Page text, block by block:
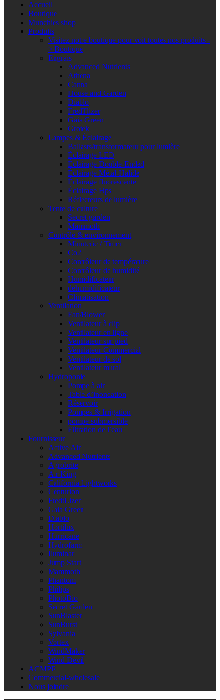
Accueil
Boutique
Munchies shop
Produits
Visitez notre boutique pour voit toutes nos produits -
> Boutique
Engrais
Advanced Nutrients
Athena
Canna
House and Garden
Diablo
FredTlizer
Gaia Green
Grotek
Lampes & Éclairage
Ballasts/transformateur pour lumière
Éclairage LED
Éclairage Double-Ended
Éclairage Métal-Halide
Éclairage fluorescente
Éclairage Hps
Réflecteurs de lumière
Tente de culture
Secret garden
Mammoth
Contrôle & environnement
Minuterie / Timer
Co2
Contrôleur de température
Contrôleur de humidité
Humidificateur
dehumidificateur
Climatisation
Ventilation
Fan/Blower
Ventilateur à clip
Ventilateur en ligne
Ventilateur sur pied
Ventilateur Commercial
Ventilateur de sol
Ventilateur mural
Hydroponie
Pompe à air
Table d’inondation
Réservoir
Pompes & Irrigation
pompe submersible
Filtration de l’eau
Fournisseur
Active Air
Advanced Nutrients
Agrobrite
Air King
California Lightworks
Centurion
FredtLizer
Gaia Green
Diablo
Hortilux
Hurricane
Hydrofarm
Iluminar
Jump Start
Mammoth
Phantom
Philips
PhotoBio
Secret Garden
SunBlaster
SunBurst
Sylvania
Vortex
WindMaker
Wind Devil
ACMPR
Commercial-wholesale
Nous joindre